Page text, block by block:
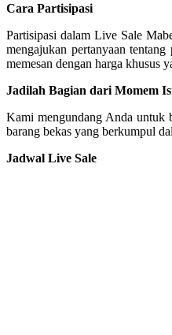
Cara Partisipasi
Partisipasi dalam Live Sale
mengajukan pertanyaan
memesan dengan harga khusus
Jadilah Bagian dari Momem
Kami mengundang Anda untuk
barang bekas yang berkumpul
Jadwal Live Sale